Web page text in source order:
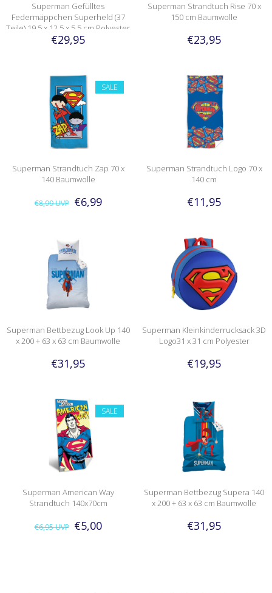
Superman Gefülltes
Federmäppchen Superheld (37
Teile) 19,5 x 12,5 x 5,5 cm Polyester
€29,95
Superman Strandtuch Rise 70 x
150 cm Baumwolle
€23,95
SALE
Superman Strandtuch Zap 70 x
140 Baumwolle
€8,99UVP €6,99
Superman Strandtuch Logo 70 x
140 cm
€11,95
Superman Bettbezug Look Up 140
x 200 + 63 x 63 cm Baumwolle
€31,95
Superman Kleinkinderrucksack 3D
Logo31 x 31 cm Polyester
€19,95
SALE
Superman American Way
Strandtuch 140x70cm
€6,95UVP €5,00
Superman Bettbezug Supera 140
x 200 + 63 x 63 cm Baumwolle
€31,95